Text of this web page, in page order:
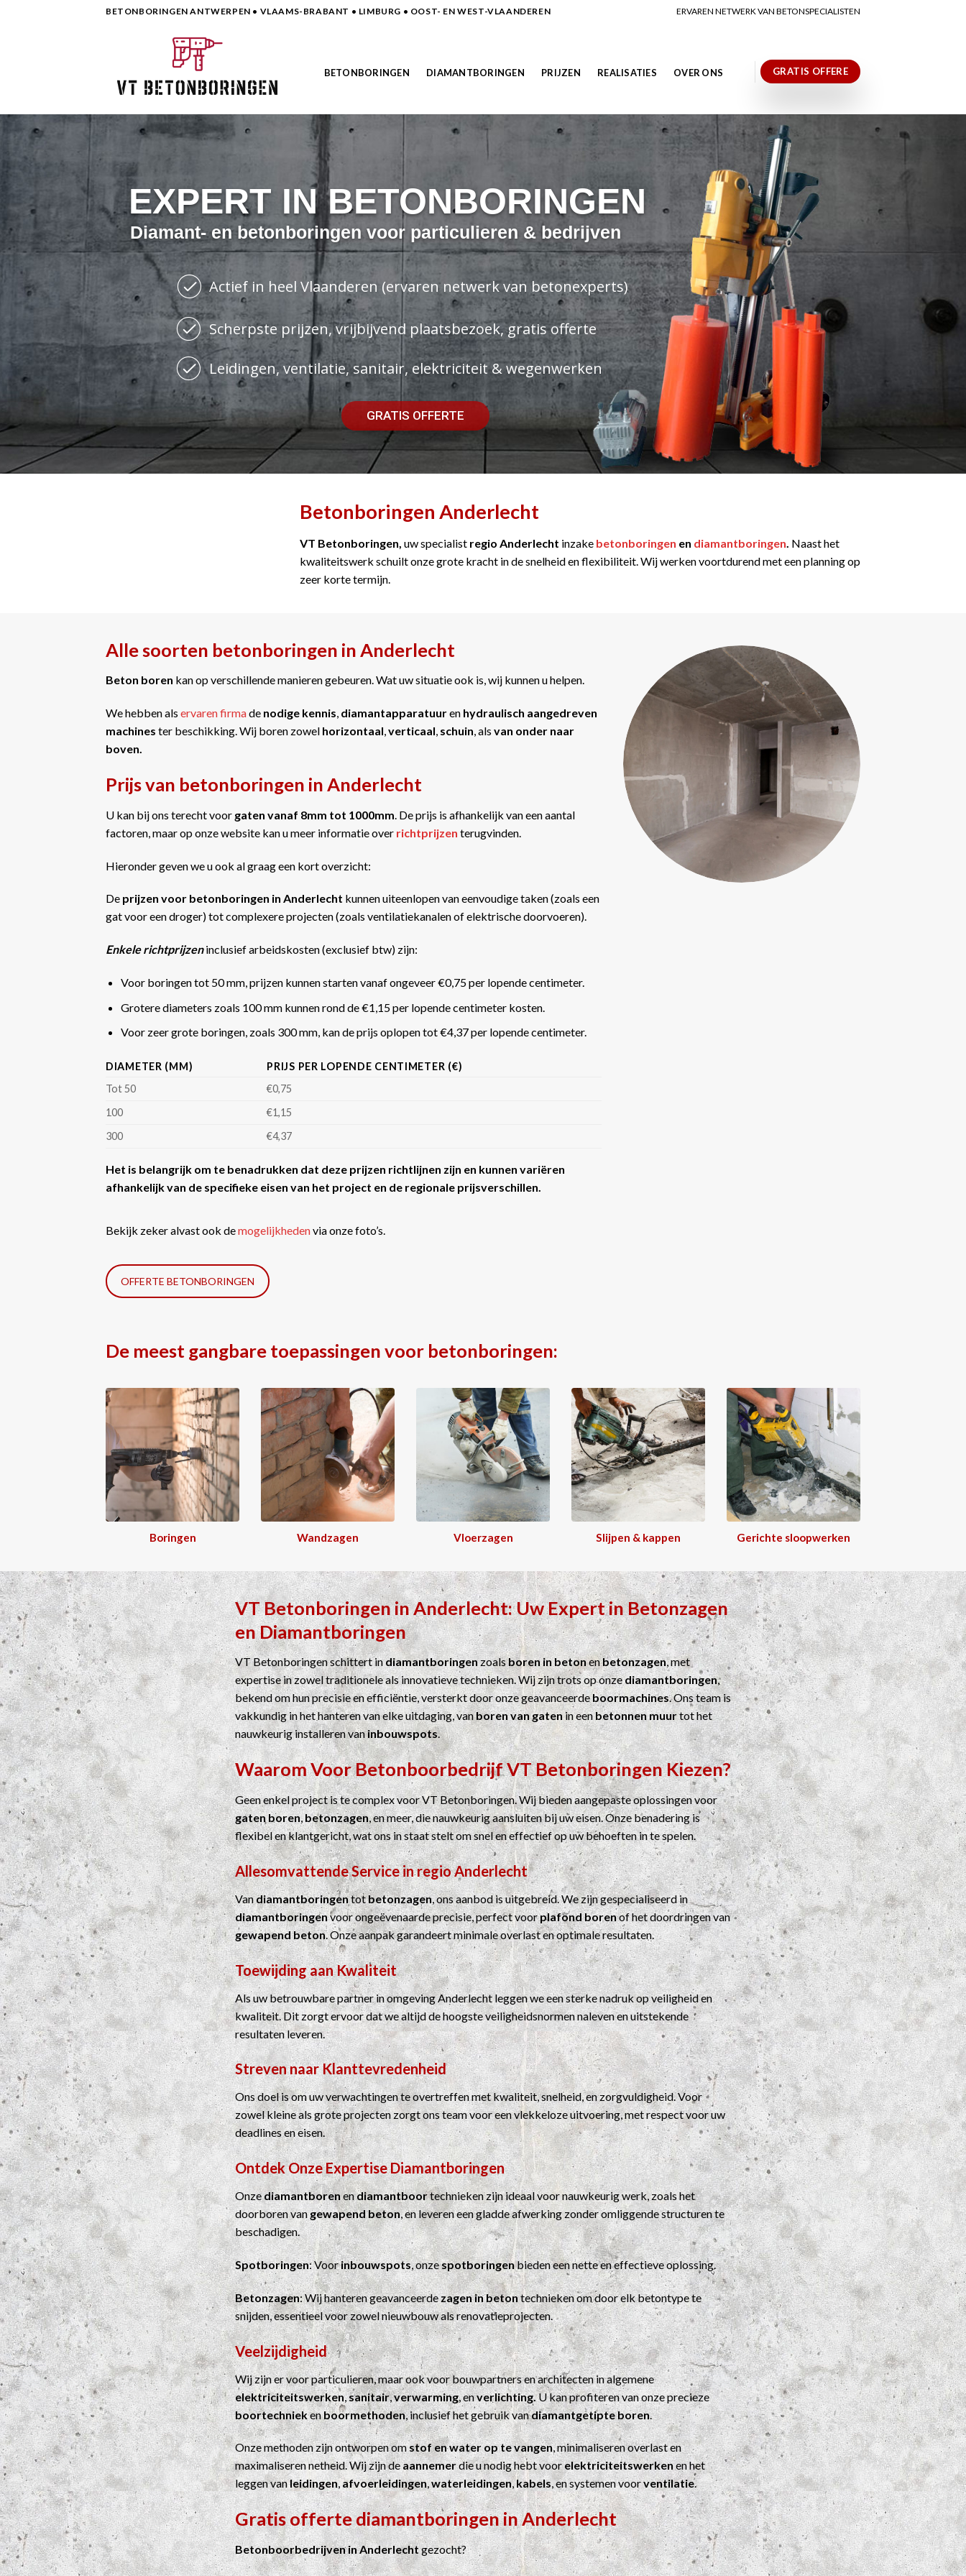
BETONBORINGEN ANTWERPEN • VLAAMS-BRABANT • LIMBURG • OOST- EN WEST-VLAANDEREN ERVAREN NETWERK VAN BETONSPECIALISTEN
BETONBORINGEN DIAMANTBORINGEN PRIJZEN REALISATIES OVER ONS GRATIS OFFERE
EXPERT IN BETONBORINGEN
Diamant- en betonboringen voor particulieren & bedrijven
Actief in heel Vlaanderen (ervaren netwerk van betonexperts)
Scherpste prijzen, vrijbijvend plaatsbezoek, gratis offerte
Leidingen, ventilatie, sanitair, elektriciteit & wegenwerken
GRATIS OFFERTE
Betonboringen Anderlecht
VT Betonboringen, uw specialist regio Anderlecht inzake betonboringen en diamantboringen Naast het
kwaliteitswerk schuilt onze grote kracht in de snelheid en flexibiliteit. Wij werken voortdurend met een planning op
zeer korte termijn.
Alle soorten betonboringen in Anderlecht
Beton boren kan op verschillende manieren gebeuren. Wat uw situatie ook is, wij kunnen u helpen.
We hebben als ervaren firmade nodige kennis, diamantapparatuuren hydraulisch aangedreven
machines ter beschikking. Wij boren zowel horizontaal,verticaal, schuin, als van onder naar
boven.
Prijs van betonboringen in Anderlecht
U kan bij ons terecht voor gaten vanaf 8mm tot 1000mm . De prijs is afhankelijk van een aantal
factoren, maar op onze website kan u meer informatie over richtprijzen terugvinden.
Hieronder geven we u ook al graag een kort overzicht:
De prijzen voor betonboringen in Anderlecht kunnen uiteenlopen van eenvoudige taken (zoals een
gat voor een droger) tot complexere projecten (zoals ventilatiekanalen of elektrische doorvoeren).
Enkele richtprijzeninclusief arbeidskosten (exclusief btw) zijn:
Voor boringen tot 50 mm, prijzen kunnen starten vanaf ongeveer €0,75 per lopende centimeter.
Grotere diameters zoals 100 mm kunnen rond de €1,15 per lopende centimeter kosten.
Voor zeer grote boringen, zoals 300 mm, kan de prijs oplopen tot €4,37 per lopende centimeter​​.
DIAMETER (MM)
PRIJS PER LOPENDE CENTIMETER (€)
Tot 50
€0,75
100
€1,15
300
€4,37
Het is belangrijk om te benadrukken dat deze prijzen richtlijnen zijn en kunnen variëren
afhankelijk van de specifieke eisen van het project en de regionale prijsverschillen.
Bekijk zeker alvast ook demogelijkhedenvia onze foto’s.
OFFERTE BETONBORINGEN
De meest gangbare toepassingen voor betonboringen:
Boringen Wandzagen Vloerzagen Slijpen & kappen Gerichte sloopwerken
VT BetonboringeninAnderlecht: Uw Expert inBetonzagen
enDiamantboringen
VT Betonboringen schittert indiamantboringenzoalsboren in betonenbetonzagen, met
expertise in zowel traditionele als innovatieve technieken. Wij zijn trots op onzediamantboringen,
bekend om hun precisie en efficiëntie, versterkt door onze geavanceerdeboormachines. Ons team is
vakkundig in het hanteren van elke uitdaging, vanboren van gatenin eenbetonnen muurtot het
nauwkeurig installeren vaninbouwspots.
Waarom VoorBetonboorbedrijfVT Betonboringen Kiezen?
Geen enkel project is te complex voor VT Betonboringen. Wij bieden aangepaste oplossingen voor
gaten boren,betonzagen, en meer, die nauwkeurig aansluiten bij uw eisen. Onze benadering is
flexibel en klantgericht, wat ons in staat stelt om snel en effectief op uw behoeften in te spelen.
Allesomvattende Service in regio Anderlecht
Vandiamantboringentotbetonzagen, ons aanbod is uitgebreid. We zijn gespecialiseerd in
diamantboringenvoor ongeëvenaarde precisie, perfect voorplafond borenof het doordringen van
gewapend beton. Onze aanpak garandeert minimale overlast en optimale resultaten.
Toewijding aan Kwaliteit
Als uw betrouwbare partner in omgeving Anderlecht leggen we een sterke nadruk op veiligheid en
kwaliteit. Dit zorgt ervoor dat we altijd de hoogste veiligheidsnormen naleven en uitstekende
resultaten leveren.
Streven naar Klanttevredenheid
Ons doel is om uw verwachtingen te overtreffen met kwaliteit, snelheid, en zorgvuldigheid. Voor
zowel kleine als grote projecten zorgt ons team voor een vlekkeloze uitvoering, met respect voor uw
deadlines en eisen.
Ontdek Onze ExpertiseDiamantboringen
Onzediamantborenendiamantboortechnieken zijn ideaal voor nauwkeurig werk, zoals het
doorboren vangewapend beton, en leveren een gladde afwerking zonder omliggende structuren te
beschadigen.
Spotboringen: Voorinbouwspots, onzespotboringenbieden een nette en effectieve oplossing.
Betonzagen: Wij hanteren geavanceerdezagen in betontechnieken om door elk betontype te
snijden, essentieel voor zowel nieuwbouw als renovatieprojecten.
Veelzijdigheid
Wij zijn er voor particulieren, maar ook voor bouwpartners en architecten in algemene
elektriciteitswerken,sanitair,verwarming, enverlichting.U kan profiteren van onze precieze
boortechniekenboormethoden, inclusief het gebruik vandiamantgetipte boren.
Onze methoden zijn ontworpen om stof en water op te vangen, minimaliseren overlast en
maximaliseren netheid. Wij zijn deaannemerdie u nodig hebt voorelektriciteitswerkenen het
leggen vanleidingen,afvoerleidingen,waterleidingen,kabels, en systemen voorventilatie.
Gratis offerte diamantboringen in Anderlecht
Betonboorbedrijven in Anderlechtgezocht?